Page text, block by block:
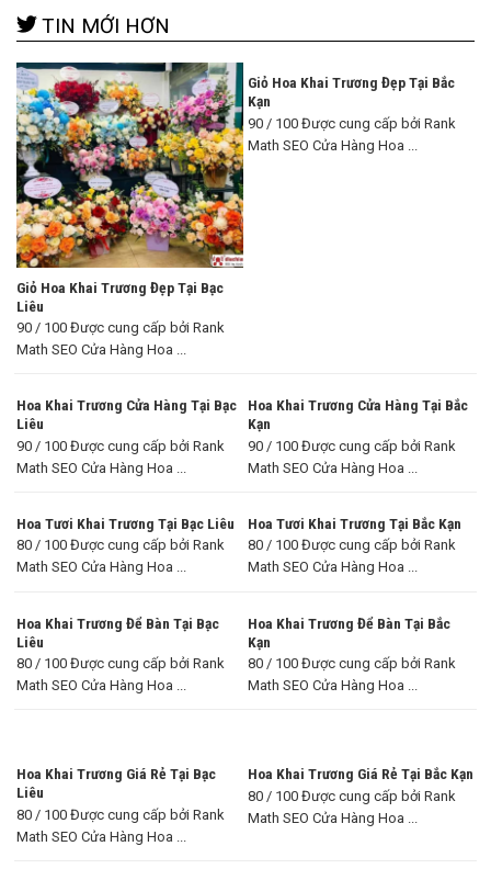
TIN MỚI HƠN
Giỏ Hoa Khai Trương Đẹp Tại Bạc
Liêu
90 / 100 Được cung cấp bởi Rank
Math SEO Cửa Hàng Hoa ...
Giỏ Hoa Khai Trương Đẹp Tại Bắc
Kạn
90 / 100 Được cung cấp bởi Rank
Math SEO Cửa Hàng Hoa ...
Hoa Khai Trương Cửa Hàng Tại Bạc
Liêu
90 / 100 Được cung cấp bởi Rank
Math SEO Cửa Hàng Hoa ...
Hoa Khai Trương Cửa Hàng Tại Bắc
Kạn
90 / 100 Được cung cấp bởi Rank
Math SEO Cửa Hàng Hoa ...
Hoa Tươi Khai Trương Tại Bạc Liêu
80 / 100 Được cung cấp bởi Rank
Math SEO Cửa Hàng Hoa ...
Hoa Tươi Khai Trương Tại Bắc Kạn
80 / 100 Được cung cấp bởi Rank
Math SEO Cửa Hàng Hoa ...
Hoa Khai Trương Để Bàn Tại Bạc
Liêu
80 / 100 Được cung cấp bởi Rank
Math SEO Cửa Hàng Hoa ...
Hoa Khai Trương Để Bàn Tại Bắc
Kạn
80 / 100 Được cung cấp bởi Rank
Math SEO Cửa Hàng Hoa ...
Hoa Khai Trương Giá Rẻ Tại Bạc
Liêu
80 / 100 Được cung cấp bởi Rank
Math SEO Cửa Hàng Hoa ...
Hoa Khai Trương Giá Rẻ Tại Bắc Kạn
80 / 100 Được cung cấp bởi Rank
Math SEO Cửa Hàng Hoa ...